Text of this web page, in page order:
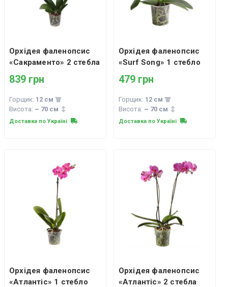
Орхідея фаленопсис
«Сакраменто» 2 стебла
839 грн
Горщик: 12 см
Висота: ~ 70 см
Доставка по Україні
Орхідея фаленопсис
«Surf Song» 1 стебло
479 грн
Горщик: 12 см
Висота: ~ 70 см
Доставка по Україні
Орхідея фаленопсис
«Атлантіс» 1 стебло
Орхідея фаленопсис
«Атлантіс» 2 стебла